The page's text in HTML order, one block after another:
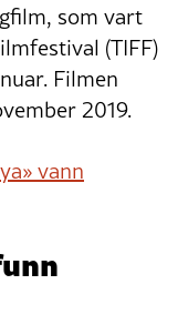
som vart
(TIFF)
Filmen
2019.
vann